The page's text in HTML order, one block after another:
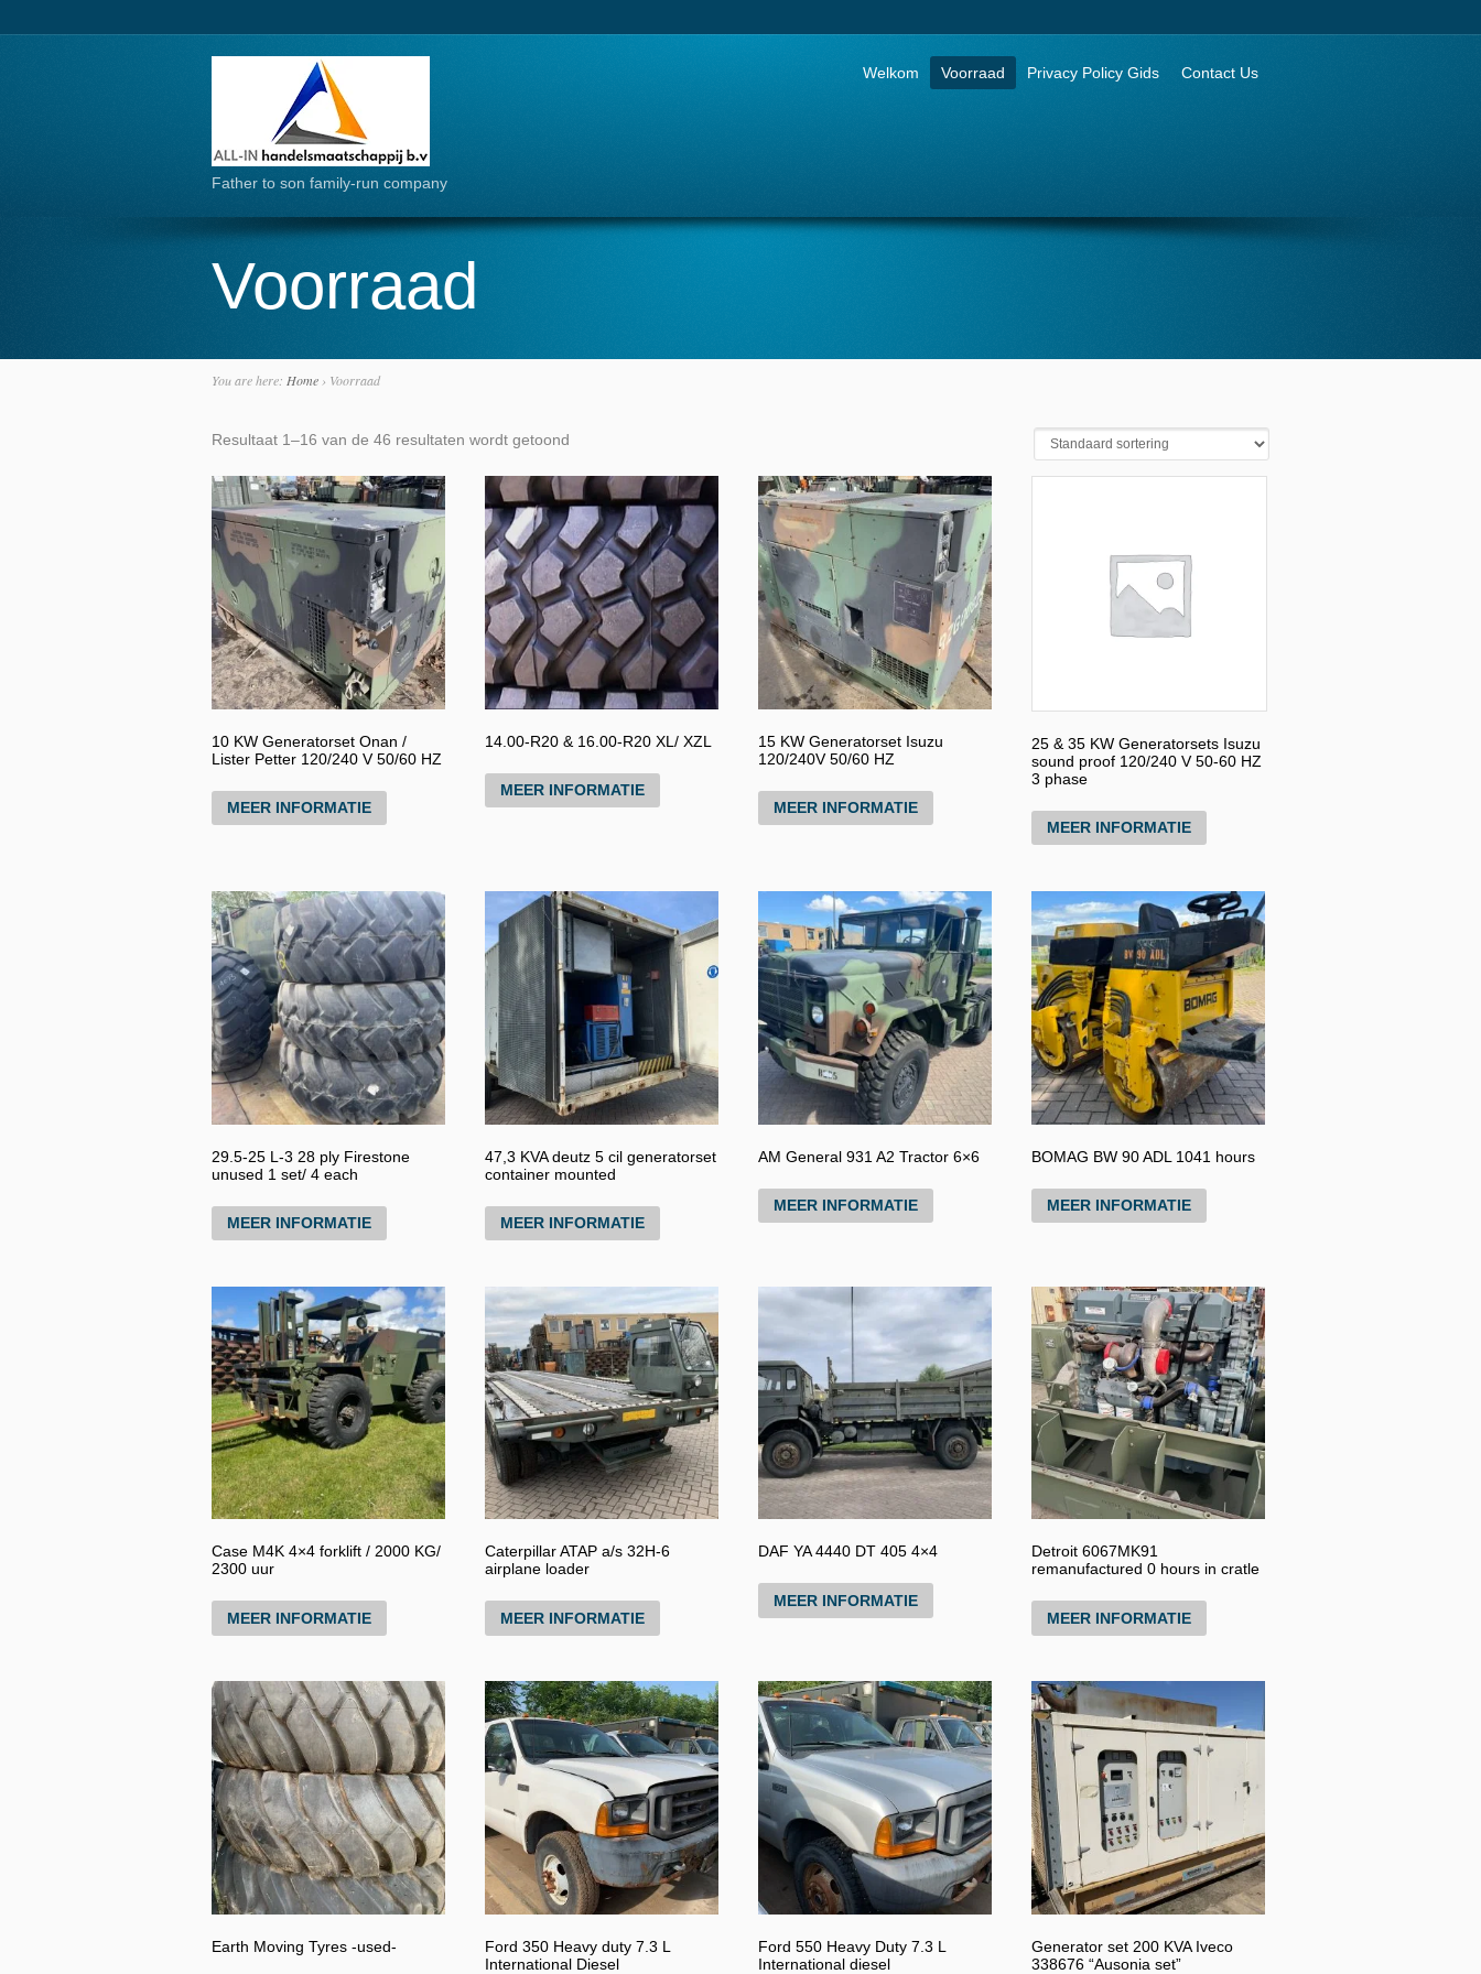
Father to son family-run company
Go to:
Welkom Voorraad Privacy Policy Gids Contact Us
Voorraad
You are here: Home › Voorraad
Resultaat 1–16 van de 46 resultaten wordt getoond
10 KW Generatorset Onan /
Lister Petter 120/240 V 50/60 HZ
MEER INFORMATIE
14.00-R20 & 16.00-R20 XL/ XZL
MEER INFORMATIE
15 KW Generatorset Isuzu
120/240V 50/60 HZ
MEER INFORMATIE
25 & 35 KW Generatorsets Isuzu
sound proof 120/240 V 50-60 HZ
3 phase
MEER INFORMATIE
29.5-25 L-3 28 ply Firestone
unused 1 set/ 4 each
MEER INFORMATIE
47,3 KVA deutz 5 cil generatorset
container mounted
MEER INFORMATIE
AM General 931 A2 Tractor 6×6
MEER INFORMATIE
BOMAG BW 90 ADL 1041 hours
MEER INFORMATIE
Case M4K 4×4 forklift / 2000 KG/
2300 uur
MEER INFORMATIE
Caterpillar ATAP a/s 32H-6
airplane loader
MEER INFORMATIE
DAF YA 4440 DT 405 4×4
MEER INFORMATIE
Detroit 6067MK91
remanufactured 0 hours in cratle
MEER INFORMATIE
Earth Moving Tyres -used-
Ford 350 Heavy duty 7.3 L
International Diesel
Ford 550 Heavy Duty 7.3 L
International diesel
Generator set 200 KVA Iveco
338676 “Ausonia set”